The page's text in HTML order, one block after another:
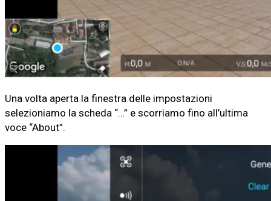
Una volta aperta la finestra delle impostazioni
selezioniamo la scheda “…” e scorriamo fino all’ultima
voce “About”.